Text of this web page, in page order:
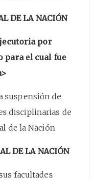
DE LA NACIÓN
por
para el cual fue
suspensión de
disciplinarias de
de la Nación
DE LA NACIÓN
facultades